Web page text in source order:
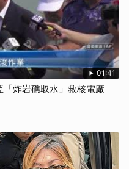
01:41
炸岩礁取水」救核電廠